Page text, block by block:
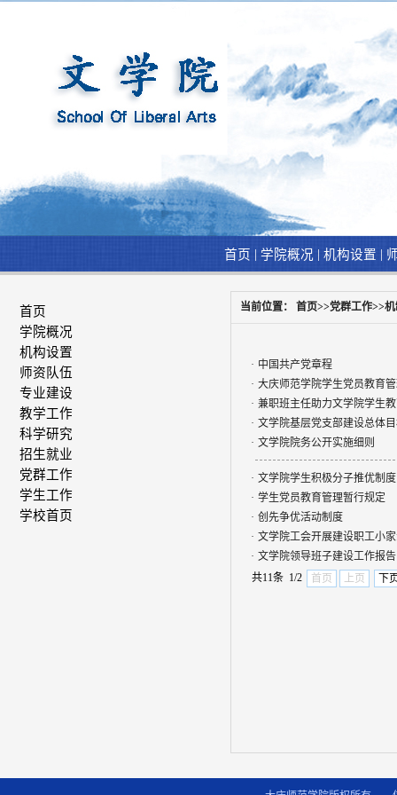
首页 | 学院概况 | 机构设置 |
首页
学院概况
机构设置
师资队伍
专业建设
教学工作
科学研究
招生就业
党群工作
学生工作
学校首页
当前位置： 首页>>党群工作>>
· 中国共产党章程
· 大庆师范学院学生党员教育
· 兼职班主任助力文学院学生
· 文学院基层党支部建设总体
· 文学院院务公开实施细则
· 文学院学生积极分子推优制度
· 学生党员教育管理暂行规定
· 创先争优活动制度
· 文学院工会开展建设职工小
· 文学院领导班子建设工作报告
共11条 1/2
首页 上页 下